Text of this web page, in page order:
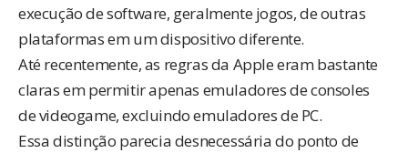
execução de software, geralmente jogos, de outras
plataformas em um dispositivo diferente.
Até recentemente, as regras da Apple eram bastante
claras em permitir apenas emuladores de consoles
de videogame, excluindo emuladores de PC.
Essa distinção parecia desnecessária do ponto de